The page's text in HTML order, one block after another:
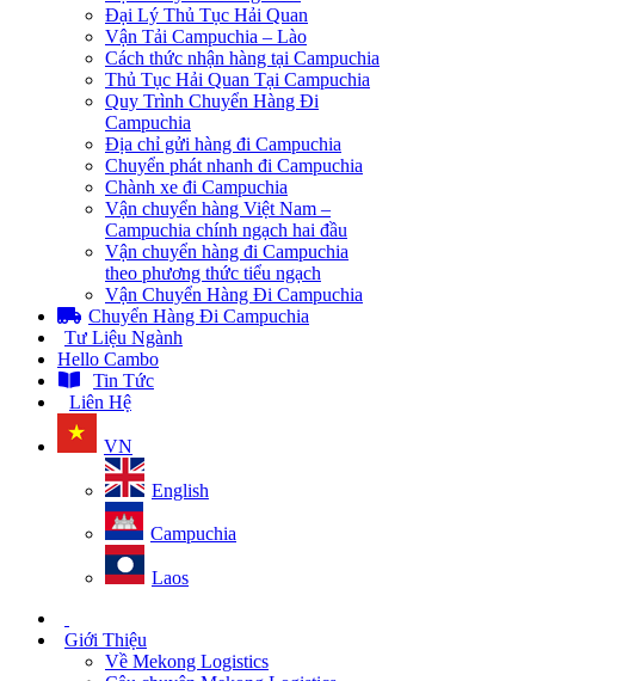
Đại Lý Thủ Tục Hải Quan
Vận Tải Campuchia – Lào
Cách thức nhận hàng tại Campuchia
Thủ Tục Hải Quan Tại Campuchia
Quy Trình Chuyển Hàng Đi
Campuchia
Địa chỉ gửi hàng đi Campuchia
Chuyển phát nhanh đi Campuchia
Chành xe đi Campuchia
Vận chuyển hàng Việt Nam –
Campuchia chính ngạch hai đầu
Vận chuyển hàng đi Campuchia
theo phương thức tiểu ngạch
Vận Chuyển Hàng Đi Campuchia
Chuyển Hàng Đi Campuchia
Tư Liệu Ngành
Hello Cambo
Tin Tức
Liên Hệ
VN
English
Campuchia
Laos
Giới Thiệu
Về Mekong Logistics